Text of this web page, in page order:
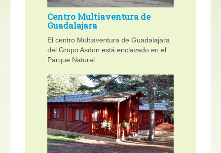
Centro Multiaventura de
Guadalajara
El centro Multiaventura de Guadalajara
del Grupo Asdon está enclavado en el
Parque Natural...